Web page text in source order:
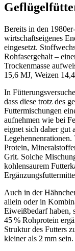
Bereits in den
wirtschaftseigenes
eingesetzt.
Rohfasergehalt –
Trockenmasse
15,6 MJ, Weizen
In
dass diese trotz des
Futtermischungen
aufnehmen wie bei
eignet sich daher gut
Legehennenrationen.
Protein,
Grit. Solche
kohlensaurem
Auch in der
allein oder in
Eiweißbedarf haben,
45 % Rohprotein
Struktur des Futters
kleiner als 2 mm sein.